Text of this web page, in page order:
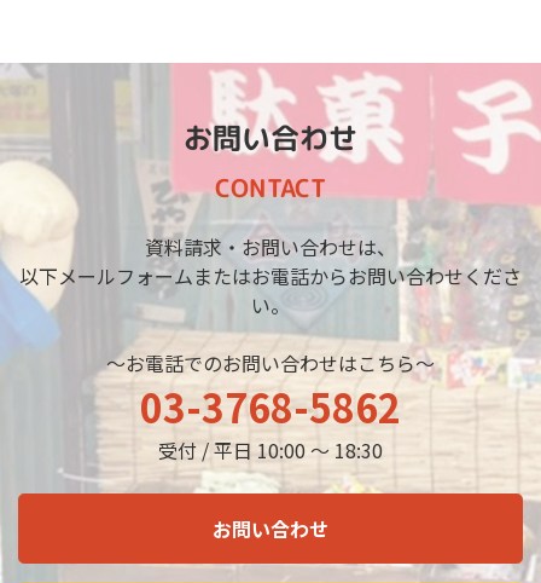
お問い合わせ
CONTACT
資料請求・お問い合わせは、
以下メールフォームまたはお電話からお問い合わせくださ
い。
～お電話でのお問い合わせはこちら～
03-3768-5862
受付 / 平日 10:00 ～ 18:30
お問い合わせ